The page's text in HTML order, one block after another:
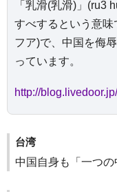
「乳滑(乳滑)」(ru3
すべするという意
フア)で、中国を侮
っています。
台湾
中国自身も「一つ